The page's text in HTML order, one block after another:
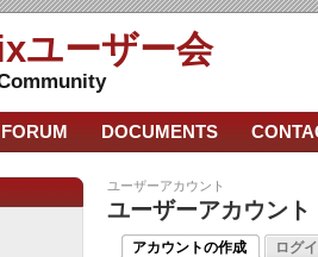
ユーザー会
ユーザーアカウント
ユーザーアカウント
アカウントの作成 ログ
FORUM DOCUMENTS